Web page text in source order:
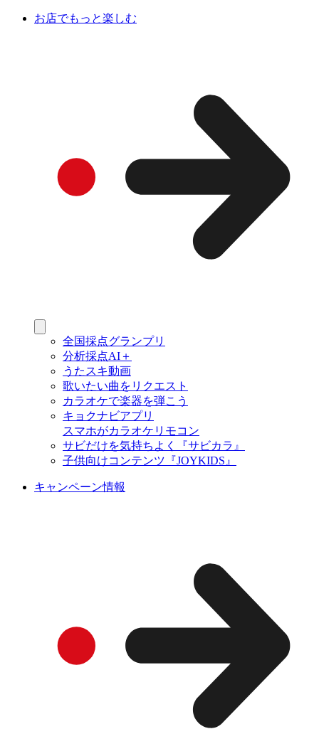
お店でもっと楽しむ
全国採点グランプリ
分析採点AI＋
うたスキ動画
歌いたい曲をリクエスト
カラオケで楽器を弾こう
キョクナビアプリ
スマホがカラオケリモコン
サビだけを気持ちよく『サビカラ』
子供向けコンテンツ『JOYKIDS』
キャンペーン情報